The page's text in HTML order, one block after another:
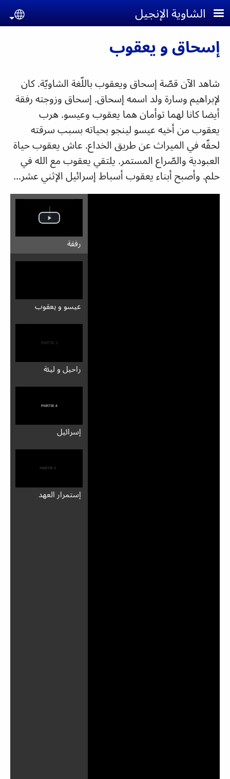
تجاوز إلى المحتوى الرئيسي
الشاوية الإنجيل
إسحاق و يعقوب
شاهد الآن قصّة إسحاق ويعقوب باللّغة الشاويّة. كان
لإبراهيم وسارة ولد اسمه إسحاق. إسحاق وزوجته رفقة
أيضا كانا لهما توأمان هما يعقوب وعيسو. هرب
يعقوب من أخيه عيسو لينجو بحياته بسبب سرقته
لحقّه في الميراث عن طريق الخداع. عاش يعقوب حياة
العبودية والصّراع المستمر. يلتقي يعقوب مع الله في
حلم. وأصبح أبناء يعقوب أسباط إسرائيل الإثني عشر...
رفقة
عيسو و يعقوب
راحيل و ليئة
إسرائيل
إستمرار العهد